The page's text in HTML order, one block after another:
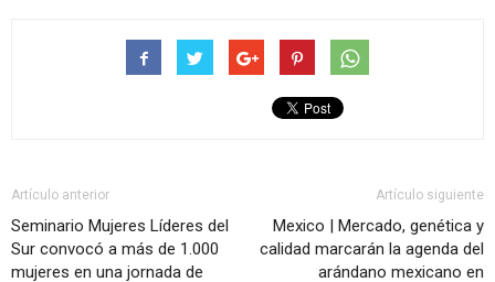
Artículo anterior
Seminario Mujeres Líderes del
Sur convocó a más de 1.000
mujeres en una jornada de
Artículo siguiente
Mexico | Mercado, genética y
calidad marcarán la agenda del
arándano mexicano en